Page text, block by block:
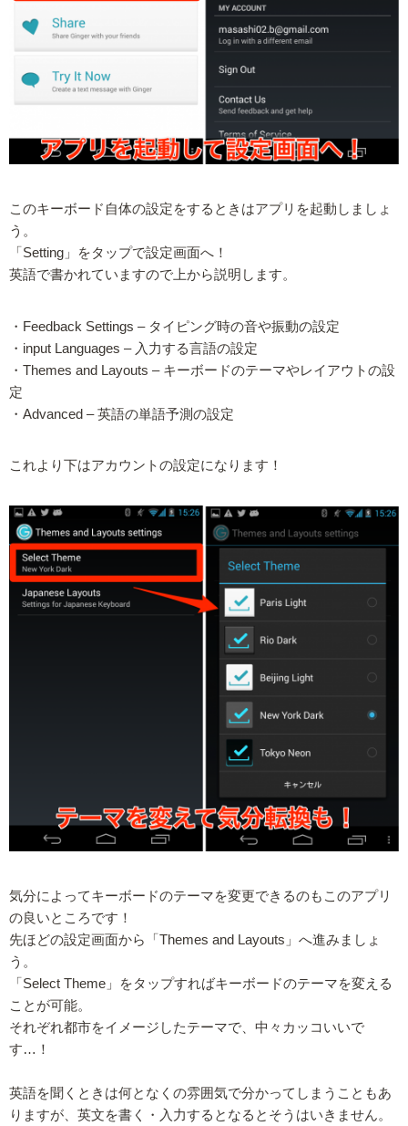
このキーボード自体の設定をするときはアプリを起動しましょ
う。
「Setting」をタップで設定画面へ！
英語で書かれていますので上から説明します。
・Feedback Settings – タイピング時の音や振動の設定
・input Languages – 入力する言語の設定
・Themes and Layouts – キーボードのテーマやレイアウトの設
定
・Advanced – 英語の単語予測の設定
これより下はアカウントの設定になります！
気分によってキーボードのテーマを変更できるのもこのアプリ
の良いところです！
先ほどの設定画面から「Themes and Layouts」へ進みましょ
う。
「Select Theme」をタップすればキーボードのテーマを変える
ことが可能。
それぞれ都市をイメージしたテーマで、中々カッコいいで
す…！
英語を聞くときは何となくの雰囲気で分かってしまうこともあ
りますが、英文を書く・入力するとなるとそうはいきません。